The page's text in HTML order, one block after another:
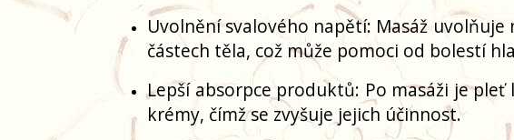
Uvolnění svalového napětí: Masáž
částech těla, což může pomoci od bolestí
Lepší absorpce produktů: Po masáži je
krémy, čímž se zvyšuje jejich účinnost.